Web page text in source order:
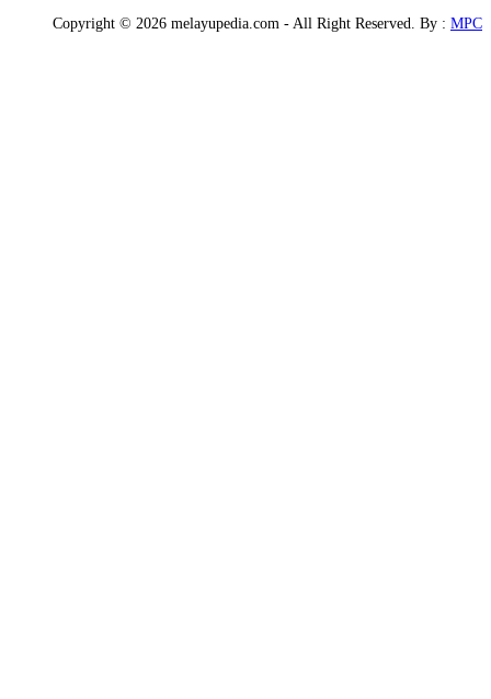
Copyright © 2026 melayupedia.com - All Right Reserved. By : MPC